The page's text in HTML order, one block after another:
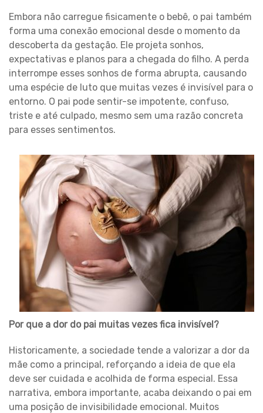
Embora não carregue fisicamente o bebê, o pai também
forma uma conexão emocional desde o momento da
descoberta da gestação. Ele projeta sonhos,
expectativas e planos para a chegada do filho. A perda
interrompe esses sonhos de forma abrupta, causando
uma espécie de luto que muitas vezes é invisível para o
entorno. O pai pode sentir-se impotente, confuso,
triste e até culpado, mesmo sem uma razão concreta
para esses sentimentos.
Por que a dor do pai muitas vezes fica invisível?
Historicamente, a sociedade tende a valorizar a dor da
mãe como a principal, reforçando a ideia de que ela
deve ser cuidada e acolhida de forma especial. Essa
narrativa, embora importante, acaba deixando o pai em
uma posição de invisibilidade emocional. Muitos